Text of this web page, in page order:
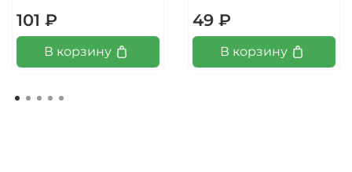
101 ₽
В корзину
49 ₽
В корзину